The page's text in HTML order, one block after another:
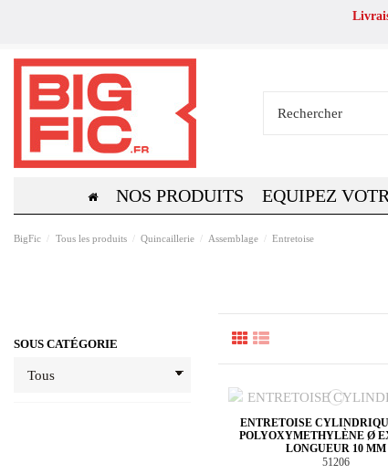
NOS PRODUITS EQUIPEZ
BigFic Tous les produits Quincaillerie Assemblage Entretoise
ENTRETOISE
POLYOXYMETHYLÈNE Ø
LONGUEUR 10 MM
51206
SOUS CATÉGORIE